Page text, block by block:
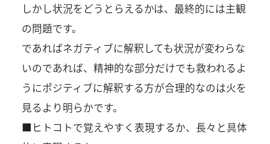
しかし状況をどうとらえるかは、最終的には主観
の問題です。
であればネガティブに解釈しても状況が変わらな
いのであれば、精神的な部分だけでも救われるよ
うにポジティブに解釈する方が合理的なのは火を
見るより明らかです。
■ヒトコトで覚えやすく表現するか、長々と具体